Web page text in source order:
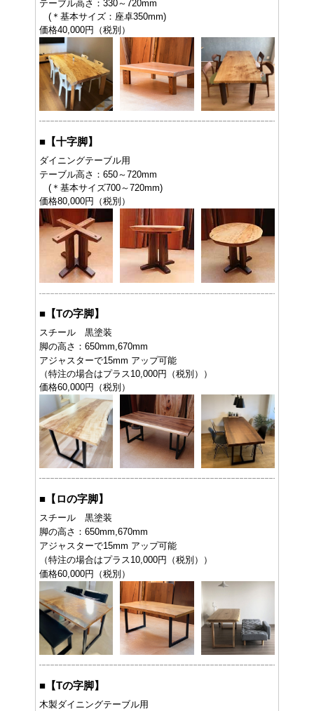
テーブル高さ：330～720mm
(＊基本サイズ：座卓350mm)
価格40,000円（税別）
■ 【十字脚】
ダイニングテーブル用
テーブル高さ：650～720mm
(＊基本サイズ700～720mm)
価格80,000円（税別）
■ 【Tの字脚】
スチール 黒塗装
脚の高さ：650mm,670mm
アジャスターで15mm アップ可能
（特注の場合はプラス10,000円（税別））
価格60,000円（税別）
■ 【ロの字脚】
スチール 黒塗装
脚の高さ：650mm,670mm
アジャスターで15mm アップ可能
（特注の場合はプラス10,000円（税別））
価格60,000円（税別）
■ 【Tの字脚】
木製ダイニングテーブル用